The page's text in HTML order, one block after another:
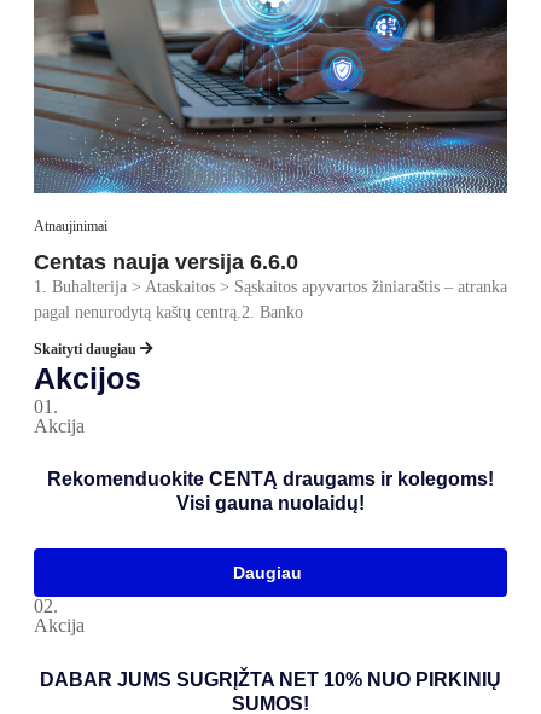
Atnaujinimai
Centas nauja versija 6.6.0
1. Buhalterija > Ataskaitos > Sąskaitos apyvartos žiniaraštis – atranka
pagal nenurodytą kaštų centrą.2. Banko
Skaityti daugiau
Akcijos
01.
Akcija
Rekomenduokite CENTĄ draugams ir kolegoms!
Visi gauna nuolaidų!
Daugiau
02.
Akcija
DABAR JUMS SUGRĮŽTA NET 10% NUO PIRKINIŲ
SUMOS!